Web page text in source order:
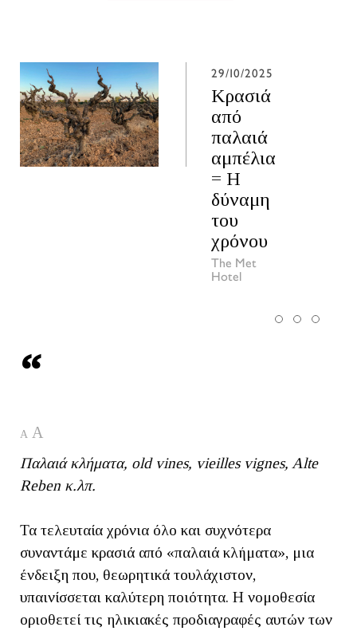
29/10/2025
Κρασιά
παλαιά
αμπέλια
δύναμη
χρόνου
A A
Παλαιά κλήματα, old vines, vieilles vignes, Alte
Reben κ.λπ.
Τα τελευταία χρόνια όλο και συχνότερα
συναντάμε κρασιά από «παλαιά κλήματα», μια
ένδειξη που, θεωρητικά τουλάχιστον,
υπαινίσσεται καλύτερη ποιότητα. Η νομοθεσία
οριοθετεί τις ηλικιακές προδιαγραφές αυτών των